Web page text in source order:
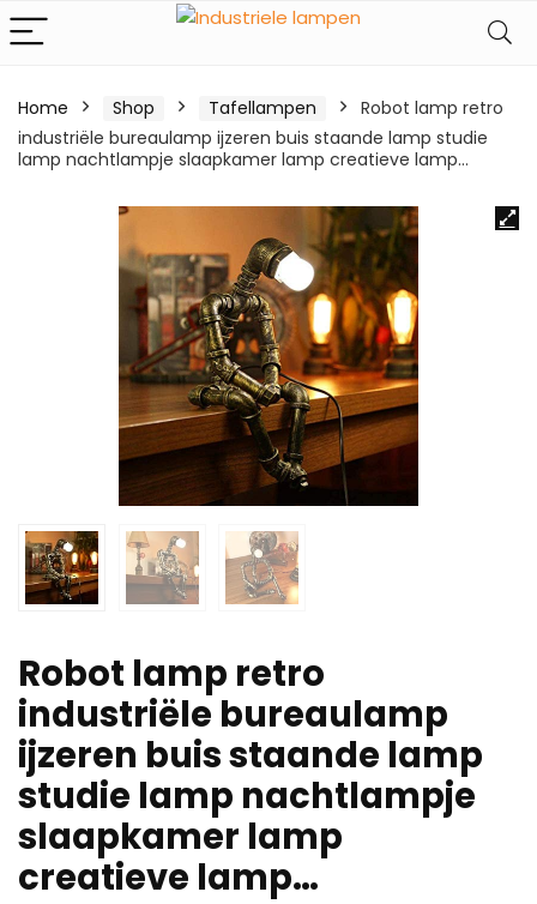
Home Shop Tafellampen
Robot lamp retro
industriële bureaulamp ijzeren buis staande lamp studie
lamp nachtlampje slaapkamer lamp creatieve lamp…
Robot lamp retro
industriële bureaulamp
ijzeren buis staande lamp
studie lamp nachtlampje
slaapkamer lamp
creatieve lamp…